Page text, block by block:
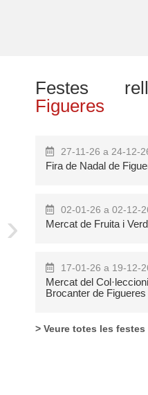
Nocturna Pont
de Suert
Més
›
Festes
Figueres
27-11-26 a 24-12-
Fira de Nadal de
02-01-26 a 02-12-
Mercat de Fruita i
17-01-26 a 19-12-
Mercat del
Brocanter de Figueres
> Veure totes les festes